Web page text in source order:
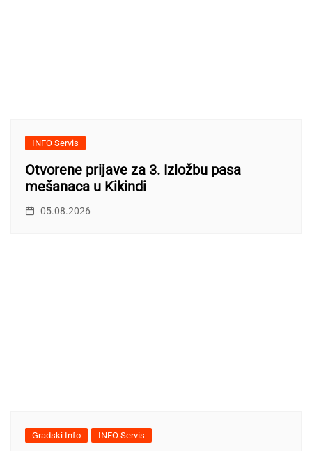
INFO Servis
Otvorene prijave za 3. Izložbu pasa
mešanaca u Kikindi
05.08.2026
Gradski Info INFO Servis